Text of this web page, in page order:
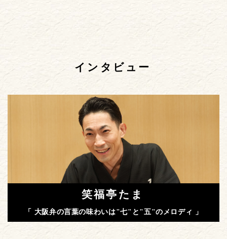
インタビュー
笑福亭たま
「 大阪弁の言葉の味わいは"七"と"五"のメロディ 」